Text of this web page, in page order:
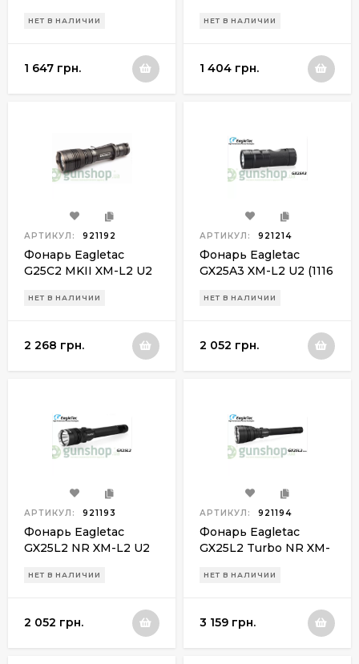
НЕТ В НАЛИЧИИ
1 647 грн.
НЕТ В НАЛИЧИИ
1 404 грн.
АРТИКУЛ: 921192
Фонарь Eagletac
G25C2 MKII XM-L2 U2
НЕТ В НАЛИЧИИ
2 268 грн.
АРТИКУЛ: 921214
Фонарь Eagletac
GX25A3 XM-L2 U2 (1116
НЕТ В НАЛИЧИИ
2 052 грн.
АРТИКУЛ: 921193
Фонарь Eagletac
GX25L2 NR XM-L2 U2
НЕТ В НАЛИЧИИ
2 052 грн.
АРТИКУЛ: 921194
Фонарь Eagletac
GX25L2 Turbo NR XM-
НЕТ В НАЛИЧИИ
3 159 грн.